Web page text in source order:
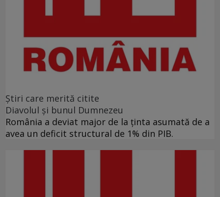
Ştiri care merită citite
Diavolul și bunul Dumnezeu
România a deviat major de la ținta asumată de a
avea un deficit structural de 1% din PIB.